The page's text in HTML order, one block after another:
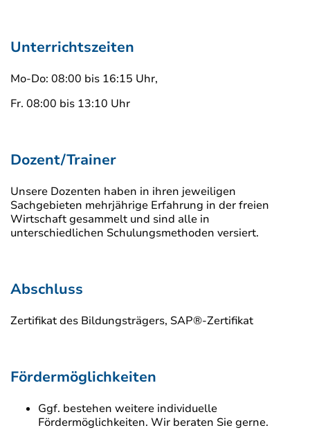
Unterrichtszeiten
Mo-Do: 08:00 bis 16:15 Uhr,
Fr. 08:00 bis 13:10 Uhr
Dozent/Trainer
Unsere Dozenten haben in ihren jeweiligen
Sachgebieten mehrjährige Erfahrung in der freien
Wirtschaft gesammelt und sind alle in
unterschiedlichen Schulungsmethoden versiert.
Abschluss
Zertifikat des Bildungsträgers, SAP®-Zertifikat
Fördermöglichkeiten
Ggf. bestehen weitere individuelle
Fördermöglichkeiten. Wir beraten Sie gerne.